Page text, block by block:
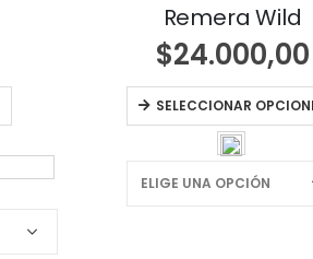
Remera Wild
$24.000,00
SELECCIONAR